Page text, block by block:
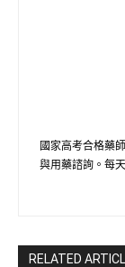
國家高考合格藥
與用藥諮詢。每
RELATED